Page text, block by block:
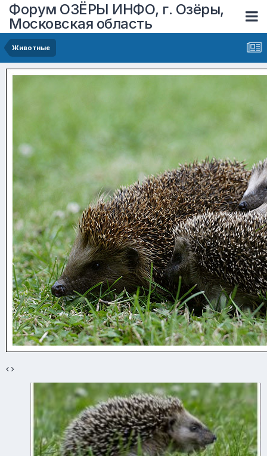
Форум ОЗЁРЫ ИНФО, г. Озёры,
Московская область
Животные